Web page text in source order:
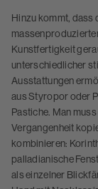
Hinzu kommt, dass
Kunstfertigkeit
unterschiedlicher
Ausstattungen
aus Styropor oder
Pastiche. Man
Vergangenheit
kombinieren:
palladianische
als einzelner